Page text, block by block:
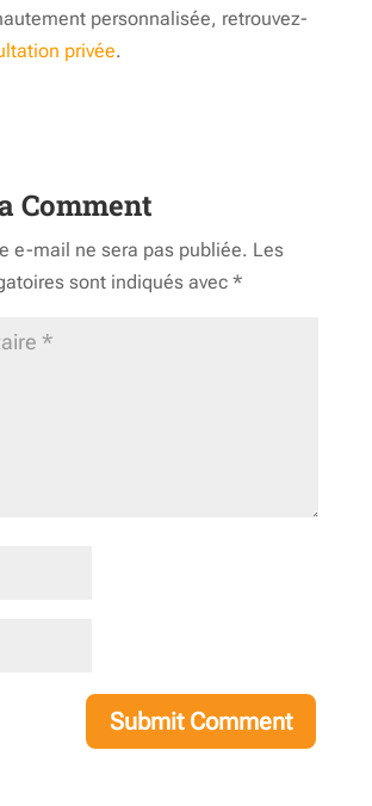
personnalisée, retrouvez-
privée.
Comment
e-mail ne sera pas publiée. Les
sont indiqués avec *